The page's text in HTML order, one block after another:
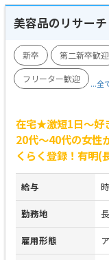
美容品のリサーチ
新卒 第二新卒歓迎
フリーター歓迎
...全
在宅★激短1日～好
20代～40代の女性
くらく登録！有明(
給与
勤務地
雇用形態